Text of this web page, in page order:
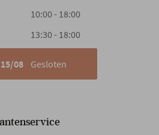
10:00 - 18:00
13:30 - 18:00
08 Gesloten